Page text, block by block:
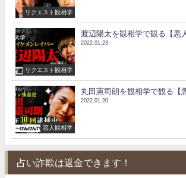
リクエスト観相学
リクエスト観相学
渡辺陽太を観相学で観る【悪
2022.01.23
悪人観相学
丸田憲司朗を観相学で観る【
2022.01.20
占い詐欺は返金できます！